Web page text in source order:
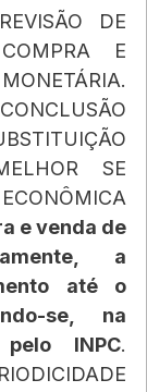
DE
E
SE
e venda de
a
até o
se, na
INPC.